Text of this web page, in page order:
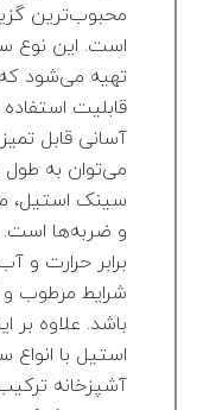
محبوب‌ترین
است. این نوع
تهیه می‌شود
قابلیت
آسانی قابل
می‌توان به
سینک استیل،
و ضربه‌ها است.
برابر حرارت و
شرایط مرطوب و
باشد. علاوه بر
استیل با
آشپزخانه